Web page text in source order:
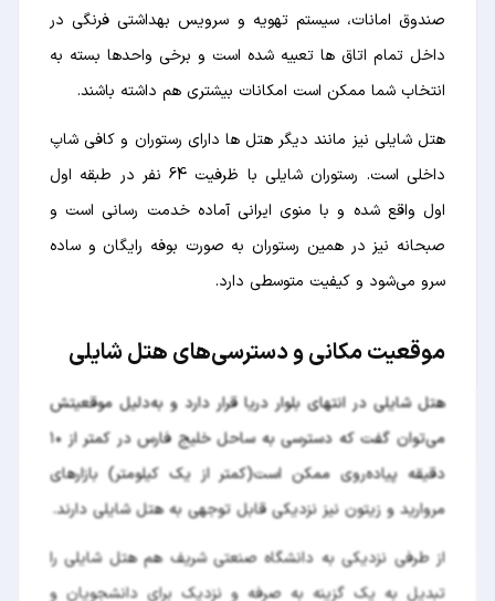
صندوق امانات، سیستم تهویه و سرویس بهداشتی فرنگی در
داخل تمام اتاق ها تعبیه شده است و برخی واحدها بسته به
انتخاب شما ممکن است امکانات بیشتری هم داشته باشند.
هتل شایلی نیز مانند دیگر هتل ها دارای رستوران و کافی شاپ
داخلی است. رستوران شایلی با ظرفیت 64 نفر در طبقه اول
اول واقع شده و با منوی ایرانی آماده خدمت رسانی است و
صبحانه نیز در همین رستوران به صورت بوفه رایگان و ساده
سرو می‌شود و کیفیت متوسطی دارد.
موقعیت مکانی و دسترسی‌های هتل شایلی
هتل شایلی در انتهای بلوار دریا قرار دارد و به‌دلیل موقعیتش
می‌توان گفت که دسترسی به ساحل خلیج فارس در کمتر از ۱۰
دقیقه پیاده‌روی ممکن است(کمتر از یک کیلومتر) بازارهای
مروارید و زیتون نیز نزدیکی قابل توجهی به هتل شایلی دارند.
از طرفی نزدیکی به دانشگاه صنعتی شریف هم هتل شایلی را
تبدیل به یک گزینه به صرفه و نزدیک برای دانشجویان و